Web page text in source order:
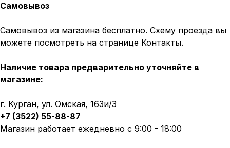
Самовывоз
Самовывоз из магазина бесплатно. Схему проезда вы
можете посмотреть на странице Контакты.
Наличие товара предварительно уточняйте в
магазине:
г. Курган, ул. Омская, 163и/3
+7 (3522) 55-88-87
Магазин работает ежедневно с 9:00 - 18:00